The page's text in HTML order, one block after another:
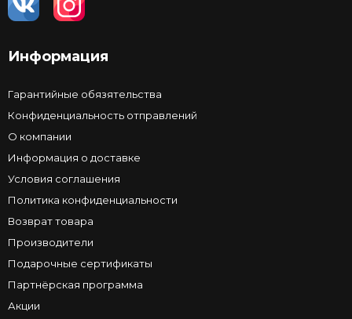
Информация
Гарантийные обязятельства
Конфиденциальность отправлений
О компании
Информация о доставке
Условия соглашения
Политика конфиденциальности
Возврат товара
Производители
Подарочные сертификаты
Партнёрская программа
Акции